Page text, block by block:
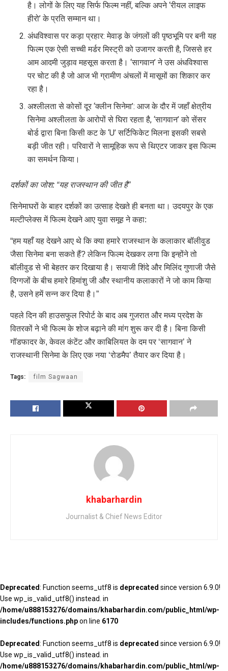
है। लोगों के लिए यह सिर्फ फिल्म नहीं, बल्कि अपने ‘रीयल लाइफ
हीरो’ के प्रति सम्मान था।
अंधविश्वास पर कड़ा प्रहार: मेवाड़ के जंगलों की पृष्ठभूमि पर बनी यह
फिल्म एक ऐसी सच्ची मर्डर मिस्ट्री को उजागर करती है, जिससे हर
आम आदमी जुड़ाव महसूस करता है। ‘सागवान’ ने उस अंधविश्वास
पर चोट की है जो आज भी ग्रामीण अंचलों में मासूमों का शिकार कर
रहा है।
अश्लीलता से कोसों दूर ‘क्लीन सिनेमा’: आज के दौर में जहाँ क्षेत्रीय
सिनेमा अश्लीलता के आरोपों से घिरा रहता है, ‘सागवान’ को सेंसर
बोर्ड द्वारा बिना किसी कट के ‘U’ सर्टिफिकेट मिलना इसकी सबसे
बड़ी जीत रही। परिवारों ने सामूहिक रूप से थिएटर जाकर इस फिल्म
का समर्थन किया।
दर्शकों का जोश: “यह राजस्थान की जीत है”
सिनेमाघरों के बाहर दर्शकों का उत्साह देखते ही बनता था। उदयपुर के एक
मल्टीप्लेक्स में फिल्म देखने आए युवा समूह ने कहा:
“हम यहाँ यह देखने आए थे कि क्या हमारे राजस्थान के कलाकार बॉलीवुड
जैसा सिनेमा बना सकते हैं? लेकिन फिल्म देखकर लगा कि इन्होंने तो
बॉलीवुड से भी बेहतर कर दिखाया है। सयाजी शिंदे और मिलिंद गुणाजी जैसे
दिग्गजों के बीच हमारे हिमांशु जी और स्थानीय कलाकारों ने जो काम किया
है, उसने हमें सन्न कर दिया है।”
पहले दिन की हाउसफुल रिपोर्ट के बाद अब गुजरात और मध्य प्रदेश के
वितरकों ने भी फिल्म के शोज बढ़ाने की मांग शुरू कर दी है। बिना किसी
गॉडफादर के, केवल कंटेंट और काबिलियत के दम पर ‘सागवान’ ने
राजस्थानी सिनेमा के लिए एक नया ‘रोडमैप’ तैयार कर दिया है।
Tags: film Sagwaan
khabarhardin
Journalist & Chief News Editor
Deprecated: Function seems_utf8 is deprecated since version 6.9.0!
Use wp_is_valid_utf8() instead. in
/home/u888153276/domains/khabarhardin.com/public_html/wp-
includes/functions.phpon line 6170
Deprecated: Function seems_utf8 is deprecated since version 6.9.0!
Use wp_is_valid_utf8() instead. in
/home/u888153276/domains/khabarhardin.com/public_html/wp-